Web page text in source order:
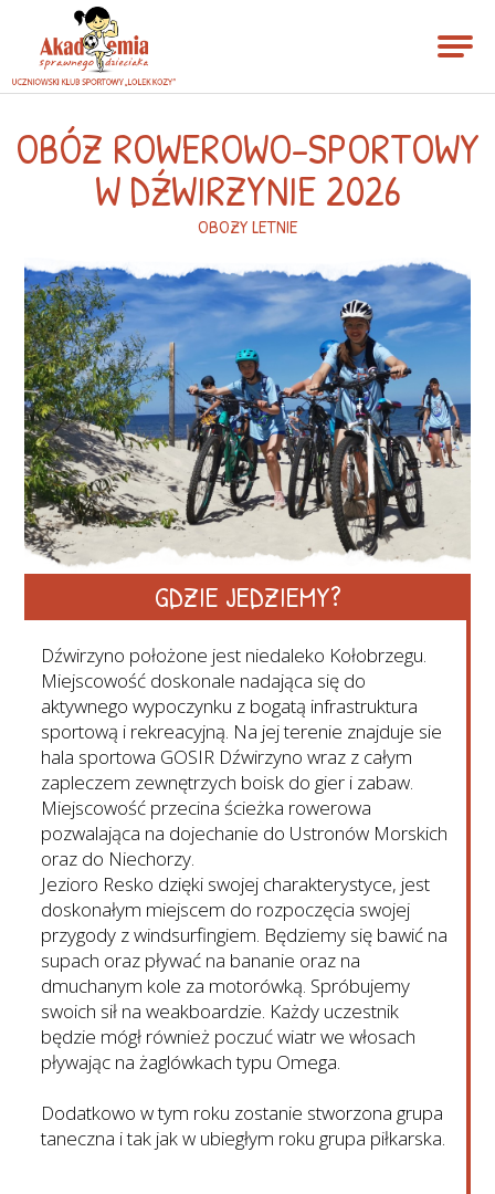
OBÓZ ROWEROWO-SPORTOWY
W DŹWIRZYNIE 2026
OBOZY LETNIE
GDZIE JEDZIEMY?
Dźwirzyno położone jest niedaleko Kołobrzegu.
Miejscowość doskonale nadająca się do
aktywnego wypoczynku z bogatą infrastruktura
sportową i rekreacyjną. Na jej terenie znajduje sie
hala sportowa GOSIR Dźwirzyno wraz z całym
zapleczem zewnętrzych boisk do gier i zabaw.
Miejscowość przecina ścieżka rowerowa
pozwalająca na dojechanie do Ustronów Morskich
oraz do Niechorzy.
Jezioro Resko dzięki swojej charakterystyce, jest
doskonałym miejscem do rozpoczęcia swojej
przygody z windsurfingiem. Będziemy się bawić na
supach oraz pływać na bananie oraz na
dmuchanym kole za motorówką. Spróbujemy
swoich sił na weakboardzie. Każdy uczestnik
będzie mógł również poczuć wiatr we włosach
pływając na żaglówkach typu Omega.
Dodatkowo w tym roku zostanie stworzona grupa
taneczna i tak jak w ubiegłym roku grupa piłkarska.